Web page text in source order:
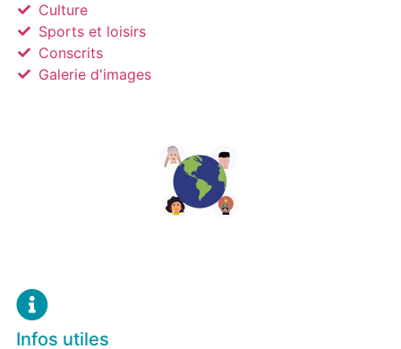
Culture
Sports et loisirs
Conscrits
Galerie d'images
Infos utiles